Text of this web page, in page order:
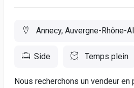
Annecy, Auvergne-Rhône-
Side Temps plein
Nous recherchons un vendeur